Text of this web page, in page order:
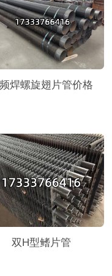
焊螺旋翅片管价格
双H型鳍片管